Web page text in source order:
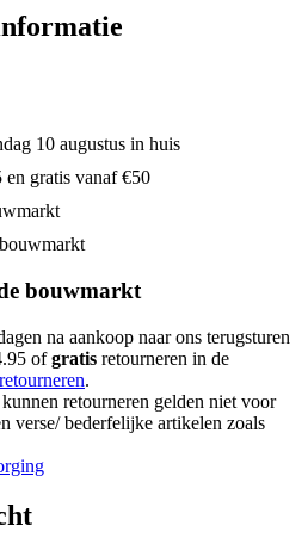
10 augustus in huis
gratis vanaf €50
bouwmarkt
na aankoop naar ons terugsturen
ofgratis retourneren in de
retourneren.
retourneren gelden niet voor
verse/ bederfelijke artikelen zoals